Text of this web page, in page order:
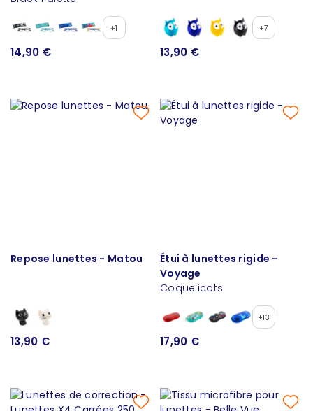
+1
14,90 €
+7
13,90 €
Repose lunettes - Matou
13,90 €
Étui à lunettes rigide -
Voyage
Coquelicots
+13
17,90 €